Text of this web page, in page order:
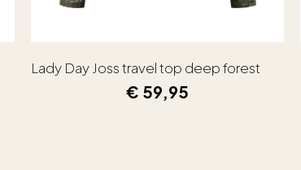
Lady Day Joss travel top deep forest
€ 59,95